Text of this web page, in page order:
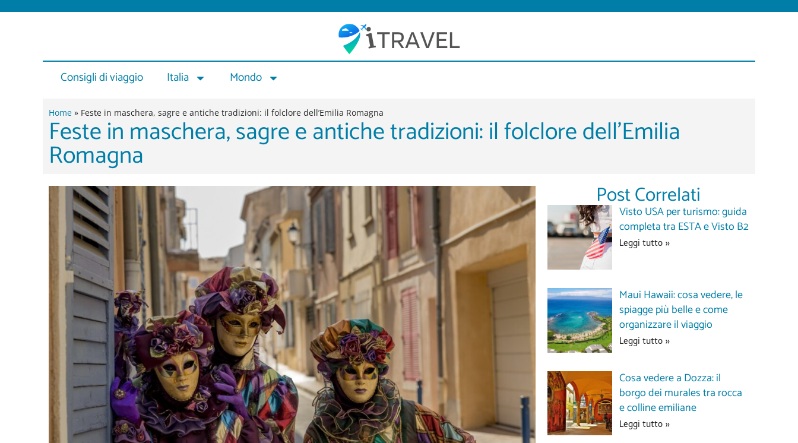
contenuto
Consigli di viaggio Italia Mondo
Home » Feste in maschera, sagre e antiche tradizioni: il folclore dell’Emilia Romagna
Feste in maschera, sagre e antiche tradizioni: il folclore dell’Emilia
Romagna
Post Correlati
Visto USA per turismo: guida
completa tra ESTA e Visto B2
Leggi tutto »
Maui Hawaii: cosa vedere, le
spiagge più belle e come
organizzare il viaggio
Leggi tutto »
Cosa vedere a Dozza: il
borgo dei murales tra rocca
e colline emiliane
Leggi tutto »